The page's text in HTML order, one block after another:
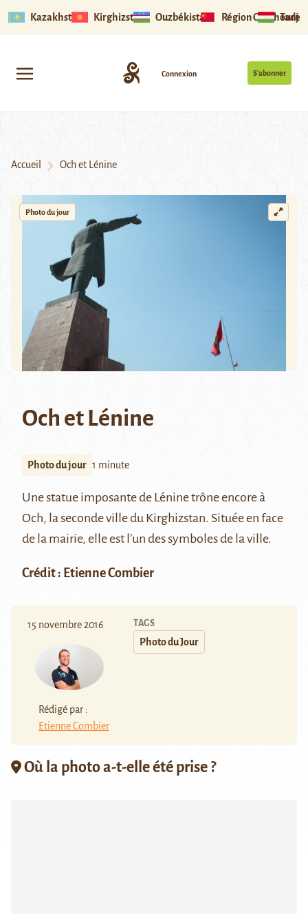
Kazakhstan Kirghizstan Ouzbékistan Région Ouïghoure
S’abonner
Connexion
Accueil Och et Lénine
Photo du jour
Och et Lénine
Photo du jour 1 minute
Une statue imposante de Lénine trône encore à
Och, la seconde ville du Kirghizstan. Située en face
de la mairie, elle est l’un des symboles de la ville.
Crédit : Etienne Combier
15 novembre 2016
Rédigé par :
Etienne Combier
TAGS
Photo du Jour
Où la photo a-t-elle été prise ?